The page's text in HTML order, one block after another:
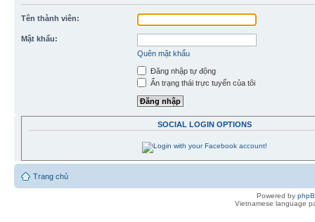
Tên thành viên:
Mật khẩu:
Quên mật khẩu
Đăng nhập tự động
Ẩn trạng thái trực tuyến của tôi
SOCIAL LOGIN OPTIONS
Trang chủ
Powered by
Vietnamese language